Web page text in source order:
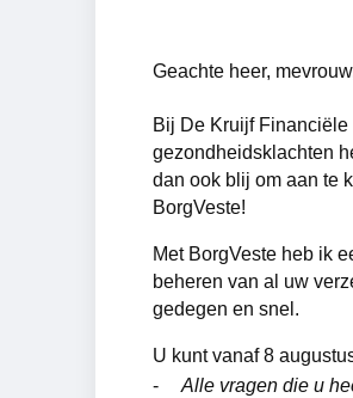
Geachte heer,
Bij De Kruijf
gezondheidsklachten
dan ook blij om aan te
BorgVeste!
Met BorgVeste heb ik
beheren van al uw
gedegen en snel.
U kunt vanaf 8
Alle vragen die u